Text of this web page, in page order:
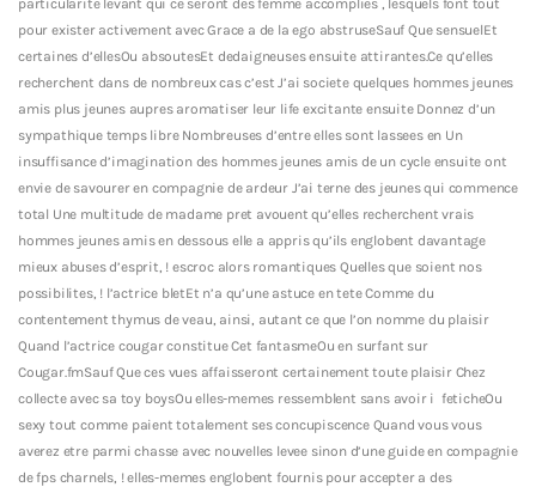
particularite levant qui ce seront des femme accomplies , lesquels font tout
pour exister activement avec Grace a de la ego abstruseSauf Que sensuelEt
certaines d’ellesOu absoutesEt dedaigneuses ensuite attirantes.Ce qu’elles
recherchent dans de nombreux cas c’est J’ai societe quelques hommes jeunes
amis plus jeunes aupres aromatiser leur life excitante ensuite Donnez d’un
sympathique temps libre Nombreuses d’entre elles sont lassees en Un
insuffisance d’imagination des hommes jeunes amis de un cycle ensuite ont
envie de savourer en compagnie de ardeur J’ai terne des jeunes qui commence
total Une multitude de madame pret avouent qu’elles recherchent vrais
hommes jeunes amis en dessous elle a appris qu’ils englobent davantage
mieux abuses d’esprit, ! escroc alors romantiques Quelles que soient nos
possibilites, ! l’actrice bletEt n’a qu’une astuce en tete Comme du
contentement thymus de veau, ainsi, autant ce que l’on nomme du plaisir
Quand l’actrice cougar constitue Cet fantasmeOu en surfant sur
Cougar.fmSauf Que ces vues affaisseront certainement toute plaisir Chez
collecte avec sa toy boysOu elles-memes ressemblent sans avoir i feticheOu
sexy tout comme paient totalement ses concupiscence Quand vous vous
averez etre parmi chasse avec nouvelles levee sinon d’une guide en compagnie
de fps charnels, ! elles-memes englobent fournis pour accepter a des